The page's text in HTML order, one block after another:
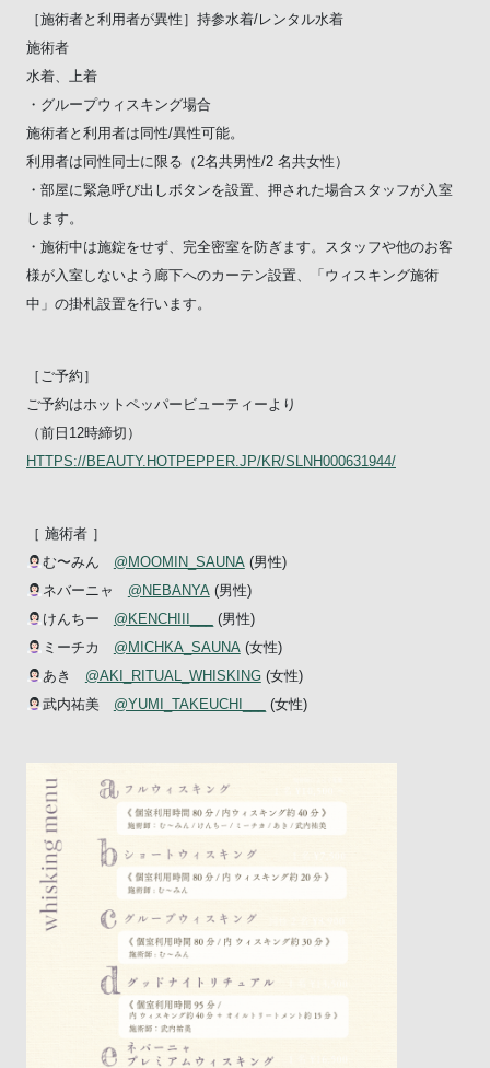
［施術者と利用者が異性］持参水着/レンタル水着
施術者
水着、上着
・グループウィスキング場合
施術者と利用者は同性/異性可能。
利用者は同性同士に限る（2名共男性/2 名共女性）
・部屋に緊急呼び出しボタンを設置、押された場合スタッフが入室
します。
・施術中は施錠をせず、完全密室を防ぎます。スタッフや他のお客
様が入室しないよう廊下へのカーテン設置、「ウィスキング施術
中」の掛札設置を行います。
［ご予約］
ご予約はホットペッパービューティーより
（前日12時締切）
HTTPS://BEAUTY.HOTPEPPER.JP/KR/SLNH000631944/
［ 施術者 ］
む〜みん @MOOMIN_SAUNA(男性)
ネバーニャ @NEBANYA(男性)
けんちー @KENCHIII___
(男性)
ミーチカ @MICHKA_SAUNA(女性)
あき @AKI_RITUAL_WHISKING(女性)
武内祐美 @YUMI_TAKEUCHI___ (女性)